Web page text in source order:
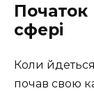
Початок
сфері
Коли
почав свою